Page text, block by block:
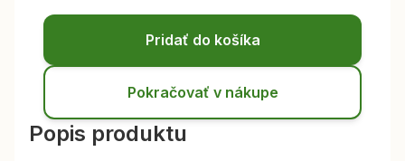
Pridať do košíka
Pokračovať v nákupe
Popis produktu